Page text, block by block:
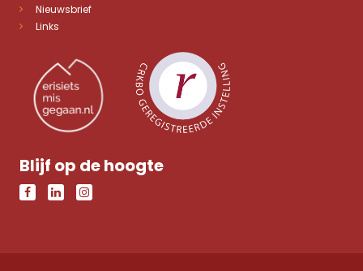
Nieuwsbrief
Links
Blijf op de hoogte